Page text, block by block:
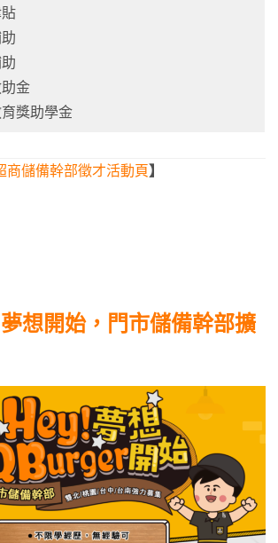
金
獎助學金
商儲備幹部徵才活動頁 】
想開始，門市儲備幹部擴